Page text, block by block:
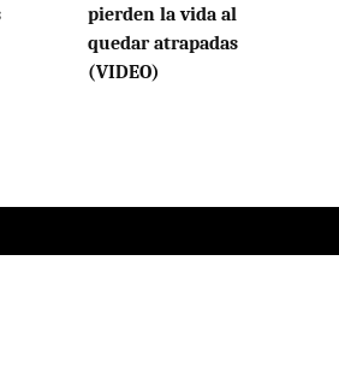
pierden la vida al
quedar atrapadas
(VIDEO)